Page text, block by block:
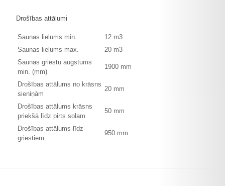
Drošības attālumi
Saunas lielums min.
12 m3
Saunas lielums max.
20 m3
Saunas griestu augstums
min. (mm)
1900 mm
Drošības attālums no krāsns
sieniņām
20 mm
Drošības attālums krāsns
priekšā līdz pirts solam
50 mm
Drošības attālums līdz
griestiem
950 mm